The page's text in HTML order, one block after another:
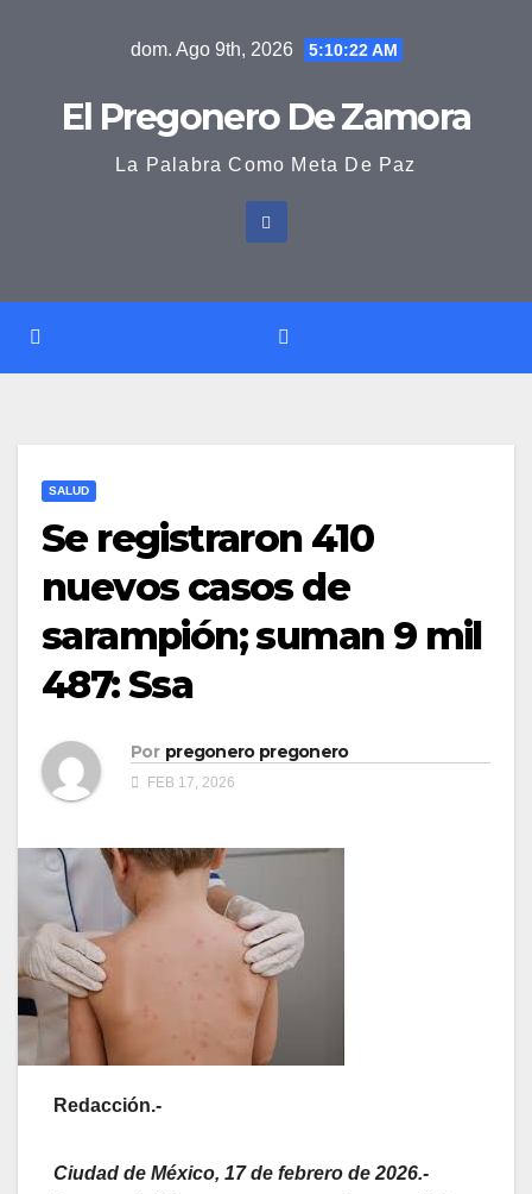
dom. Ago 9th, 2026 5:10:23 AM
El Pregonero De Zamora
La Palabra Como Meta De Paz
SALUD
Se registraron 410
nuevos casos de
sarampión; suman 9 mil
487: Ssa
Por pregonero pregonero
FEB 17, 2026
Redacción.-
Ciudad de México, 17 de febrero de 2026.-